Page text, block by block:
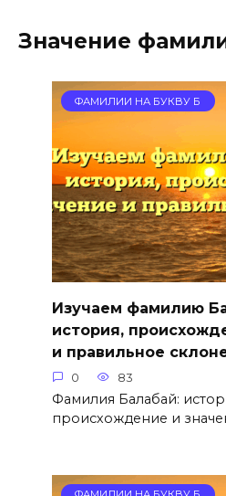
Значение
ФАМИЛИИ НА БУКВУ Б
Изучаем фамилию
история,
и правильное
0 83
Фамилия Балабай:
происхождение и